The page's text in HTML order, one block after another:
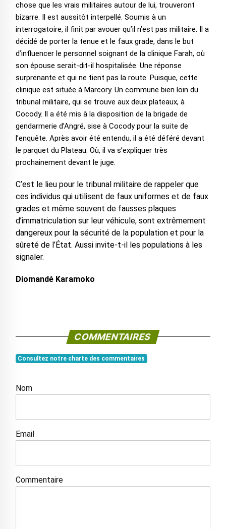
chose que les vrais militaires autour de lui, trouveront
bizarre. Il est aussitôt interpellé. Soumis à un
interrogatoire, il finit par avouer qu’il n’est pas militaire. Il a
décidé de porter la tenue et le faux grade, dans le but
d’influencer le personnel soignant de la clinique Farah, où
son épouse serait-dit-il hospitalisée. Une réponse
surprenante et qui ne tient pas la route. Puisque, cette
clinique est située à Marcory. Un commune bien loin du
tribunal militaire, qui se trouve aux deux plateaux, à
Cocody. Il a été mis à la disposition de la brigade de
gendarmerie d’Angré, sise à Cocody pour la suite de
l’enquête. Après avoir été entendu, il a été déféré devant
le parquet du Plateau. Où, il va s’expliquer très
prochainement devant le juge.
C’est le lieu pour le tribunal militaire de rappeler que
ces individus qui utilisent de faux uniformes et de faux
grades et même souvent de fausses plaques
d’immatriculation sur leur véhicule, sont extrêmement
dangereux pour la sécurité de la population et pour la
sûreté de l’État. Aussi invite-t-il les populations à les
signaler.
Diomandé Karamoko
COMMENTAIRES
Consultez notre charte des commentaires
Nom
Email
Commentaire